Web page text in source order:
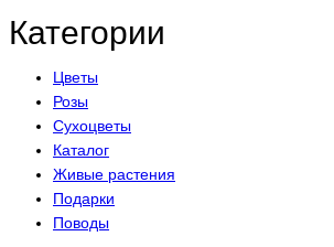
Категории
Цветы
Розы
Сухоцветы
Каталог
Живые растения
Подарки
Поводы